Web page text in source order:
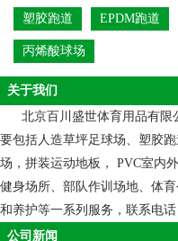
塑胶跑道 EPDM跑道
丙烯酸球场
关于我们
北京百川盛世体育用品有限
要包括人造草坪足球场、塑胶
场，拼装运动地板， PVC室内
健身场所、部队作训场地、体
和养护等一系列服务，联系电话
公司新闻